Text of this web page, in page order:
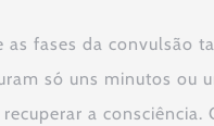
fases da convulsão
só uns minutos ou
a